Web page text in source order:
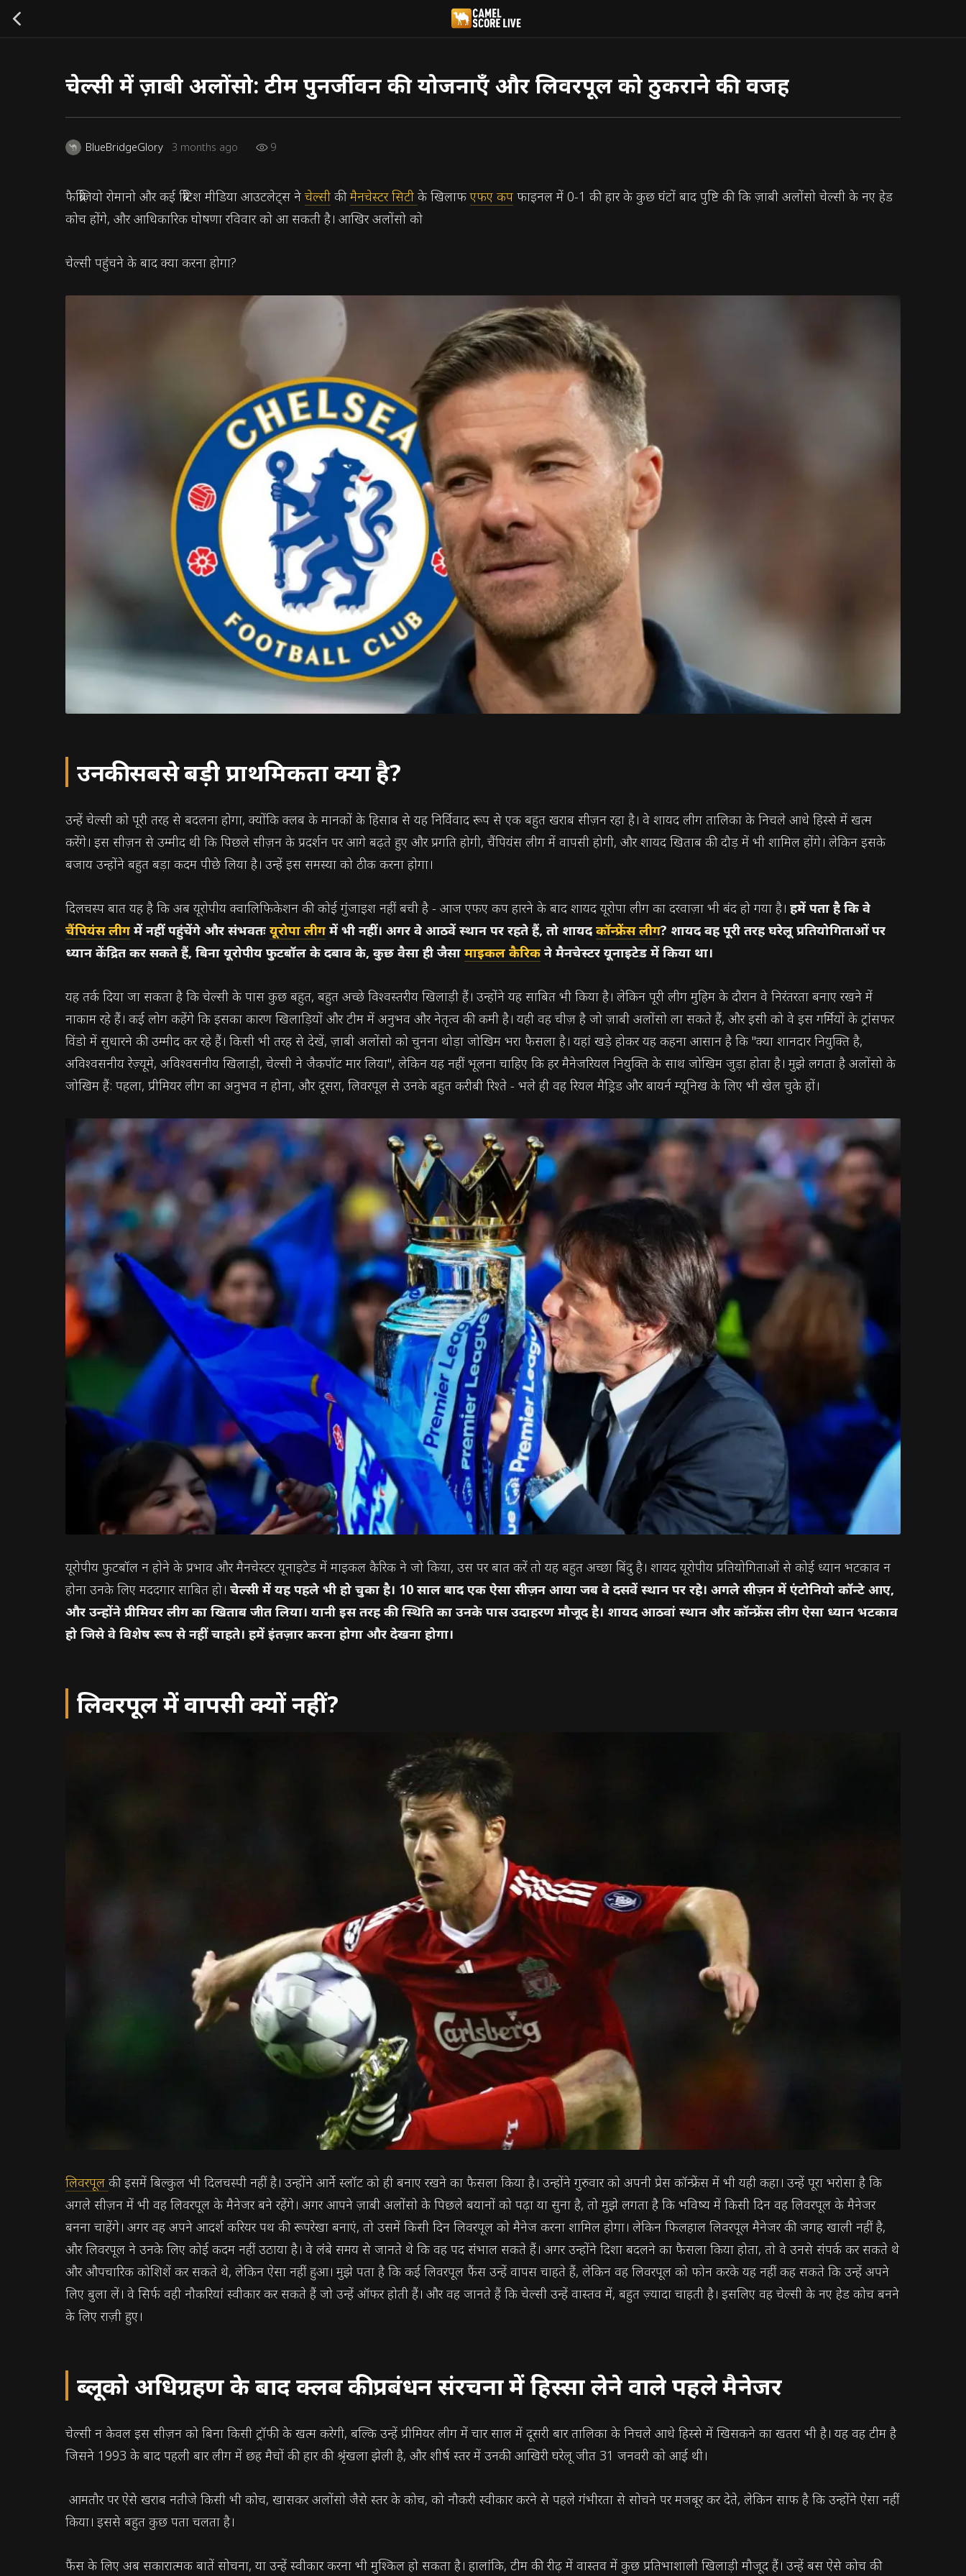
चेल्सी में ज़ाबी अलोंसो: टीम पुनर्जीवन की योजनाएँ और लिवरपूल को ठुकराने की वजह
BlueBridgeGlory 3 months ago 9
फैब्रिज़ियो रोमानो और कई ब्रिटिश मीडिया आउटलेट्स नेचेल्सी कीमैनचेस्टर सिटीके खिलाफएफए कप फाइनल में 0-1 की हार के कुछ घंटों बाद पुष्टि की कि ज़ाबी अलोंसो चेल्सी के नए हेड
कोच होंगे, और आधिकारिक घोषणा रविवार को आ सकती है। आखिर अलोंसो को
चेल्सी पहुंचने के बाद क्या करना होगा?
उनकी सबसे बड़ी प्राथमिकता क्या है?
उन्हें चेल्सी को पूरी तरह से बदलना होगा, क्योंकि क्लब के मानकों के हिसाब से यह निर्विवाद रूप से एक बहुत खराब सीज़न रहा है। वे शायद लीग तालिका के निचले आधे हिस्से में खत्म
करेंगे। इस सीज़न से उम्मीद थी कि पिछले सीज़न के प्रदर्शन पर आगे बढ़ते हुए और प्रगति होगी, चैंपियंस लीग में वापसी होगी, और शायद खिताब की दौड़ में भी शामिल होंगे। लेकिन इसके
बजाय उन्होंने बहुत बड़ा कदम पीछे लिया है। उन्हें इस समस्या को ठीक करना होगा।
दिलचस्प बात यह है कि अब यूरोपीय क्वालिफिकेशन की कोई गुंजाइश नहीं बची है - आज एफए कप हारने के बाद शायद यूरोपा लीग का दरवाज़ा भी बंद हो गया है।हमें पता है कि वे
चैंपियंस लीग में नहीं पहुंचेंगे और संभवतःयूरोपा लीग में भी नहीं। अगर वे आठवें स्थान पर रहते हैं, तो शायदकॉन्फ्रेंस लीग? शायद वह पूरी तरह घरेलू प्रतियोगिताओं पर
ध्यान केंद्रित कर सकते हैं, बिना यूरोपीय फुटबॉल के दबाव के, कुछ वैसा ही जैसामाइकल कैरिक ने मैनचेस्टर यूनाइटेड में किया था।
यह तर्क दिया जा सकता है कि चेल्सी के पास कुछ बहुत, बहुत अच्छे विश्वस्तरीय खिलाड़ी हैं। उन्होंने यह साबित भी किया है। लेकिन पूरी लीग मुहिम के दौरान वे निरंतरता बनाए रखने में
नाकाम रहे हैं। कई लोग कहेंगे कि इसका कारण खिलाड़ियों और टीम में अनुभव और नेतृत्व की कमी है। यही वह चीज़ है जो ज़ाबी अलोंसो ला सकते हैं, और इसी को वे इस गर्मियों के ट्रांसफर
विंडो में सुधारने की उम्मीद कर रहे हैं। किसी भी तरह से देखें, ज़ाबी अलोंसो को चुनना थोड़ा जोखिम भरा फैसला है। यहां खड़े होकर यह कहना आसान है कि "क्या शानदार नियुक्ति है,
अविश्वसनीय रेज़्यूमे, अविश्वसनीय खिलाड़ी, चेल्सी ने जैकपॉट मार लिया", लेकिन यह नहीं भूलना चाहिए कि हर मैनेजरियल नियुक्ति के साथ जोखिम जुड़ा होता है। मुझे लगता है अलोंसो के
जोखिम हैं: पहला, प्रीमियर लीग का अनुभव न होना, और दूसरा, लिवरपूल से उनके बहुत करीबी रिश्ते - भले ही वह रियल मैड्रिड और बायर्न म्यूनिख के लिए भी खेल चुके हों।
यूरोपीय फुटबॉल न होने के प्रभाव और मैनचेस्टर यूनाइटेड में माइकल कैरिक ने जो किया, उस पर बात करें तो यह बहुत अच्छा बिंदु है। शायद यूरोपीय प्रतियोगिताओं से कोई ध्यान भटकाव न
होना उनके लिए मददगार साबित हो। चेल्सी में यह पहले भी हो चुका है। 10 साल बाद एक ऐसा सीज़न आया जब वे दसवें स्थान पर रहे। अगले सीज़न में एंटोनियो कॉन्टे आए,
और उन्होंने प्रीमियर लीग का खिताब जीत लिया। यानी इस तरह की स्थिति का उनके पास उदाहरण मौजूद है। शायद आठवां स्थान और कॉन्फ्रेंस लीग ऐसा ध्यान भटकाव
हो जिसे वे विशेष रूप से नहीं चाहते। हमें इंतज़ार करना होगा और देखना होगा।
लिवरपूल में वापसी क्यों नहीं?
लिवरपूलकी इसमें बिल्कुल भी दिलचस्पी नहीं है। उन्होंने आर्ने स्लॉट को ही बनाए रखने का फैसला किया है। उन्होंने गुरुवार को अपनी प्रेस कॉन्फ्रेंस में भी यही कहा। उन्हें पूरा भरोसा है कि
अगले सीज़न में भी वह लिवरपूल के मैनेजर बने रहेंगे। अगर आपने ज़ाबी अलोंसो के पिछले बयानों को पढ़ा या सुना है, तो मुझे लगता है कि भविष्य में किसी दिन वह लिवरपूल के मैनेजर
बनना चाहेंगे। अगर वह अपने आदर्श करियर पथ की रूपरेखा बनाएं, तो उसमें किसी दिन लिवरपूल को मैनेज करना शामिल होगा। लेकिन फिलहाल लिवरपूल मैनेजर की जगह खाली नहीं है,
और लिवरपूल ने उनके लिए कोई कदम नहीं उठाया है। वे लंबे समय से जानते थे कि वह पद संभाल सकते हैं। अगर उन्होंने दिशा बदलने का फैसला किया होता, तो वे उनसे संपर्क कर सकते थे
और औपचारिक कोशिशें कर सकते थे, लेकिन ऐसा नहीं हुआ। मुझे पता है कि कई लिवरपूल फैंस उन्हें वापस चाहते हैं, लेकिन वह लिवरपूल को फोन करके यह नहीं कह सकते कि उन्हें अपने
लिए बुला लें। वे सिर्फ वही नौकरियां स्वीकार कर सकते हैं जो उन्हें ऑफर होती हैं। और वह जानते हैं कि चेल्सी उन्हें वास्तव में, बहुत ज़्यादा चाहती है। इसलिए वह चेल्सी के नए हेड कोच बनने
के लिए राज़ी हुए।
ब्लूको अधिग्रहण के बाद क्लब की प्रबंधन संरचना में हिस्सा लेने वाले पहले मैनेजर
चेल्सी न केवल इस सीज़न को बिना किसी ट्रॉफी के खत्म करेगी, बल्कि उन्हें प्रीमियर लीग में चार साल में दूसरी बार तालिका के निचले आधे हिस्से में खिसकने का खतरा भी है। यह वह टीम है
जिसने 1993 के बाद पहली बार लीग में छह मैचों की हार की श्रृंखला झेली है, और शीर्ष स्तर में उनकी आखिरी घरेलू जीत 31 जनवरी को आई थी।
आमतौर पर ऐसे खराब नतीजे किसी भी कोच, खासकर अलोंसो जैसे स्तर के कोच, को नौकरी स्वीकार करने से पहले गंभीरता से सोचने पर मजबूर कर देते, लेकिन साफ है कि उन्होंने ऐसा नहीं
किया। इससे बहुत कुछ पता चलता है।
फैंस के लिए अब सकारात्मक बातें सोचना, या उन्हें स्वीकार करना भी मुश्किल हो सकता है। हालांकि, टीम की रीढ़ में वास्तव में कुछ प्रतिभाशाली खिलाड़ी मौजूद हैं। उन्हें बस ऐसे कोच की